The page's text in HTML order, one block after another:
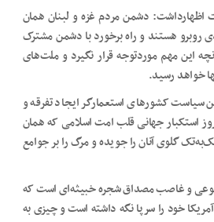
اظهارداشت: دشمن مردم غزه و لبنان همان
هستند و راه برخورد با دشمن مشترک
این مهم موردتوجه قرار نگیرد و ملت‌های
خواهد رسید.
سیاست کشورهای استعمارگر ایجاد تفرقه و
استکبار جهانی قلب امت اسلامی که همان
گلوی آنان را جویده و مرگ را بر جوامع
و غاصب مصداق شجره خبیثه‌ای است که
خود را سرپا نگه داشته است و چیزی به